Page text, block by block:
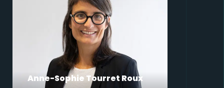
Anne-Sophie Tourret Roux